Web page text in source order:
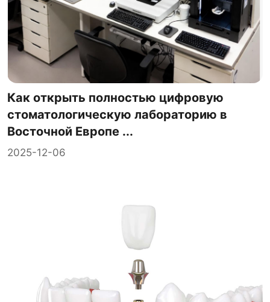
Как открыть полностью цифровую
стоматологическую лабораторию в
Восточной Европе ...
2025-12-06